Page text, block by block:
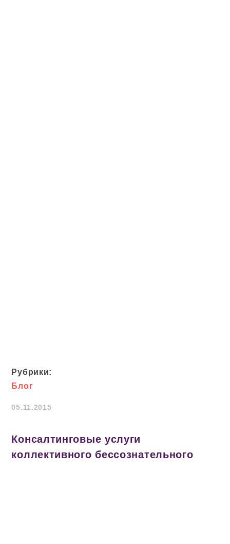
Рубрики:
Блог
05.11.2015
Консалтинговые услуги
коллективного бессознательного